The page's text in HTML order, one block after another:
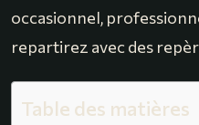
occasionnel,
repartirez avec des
Table des matières